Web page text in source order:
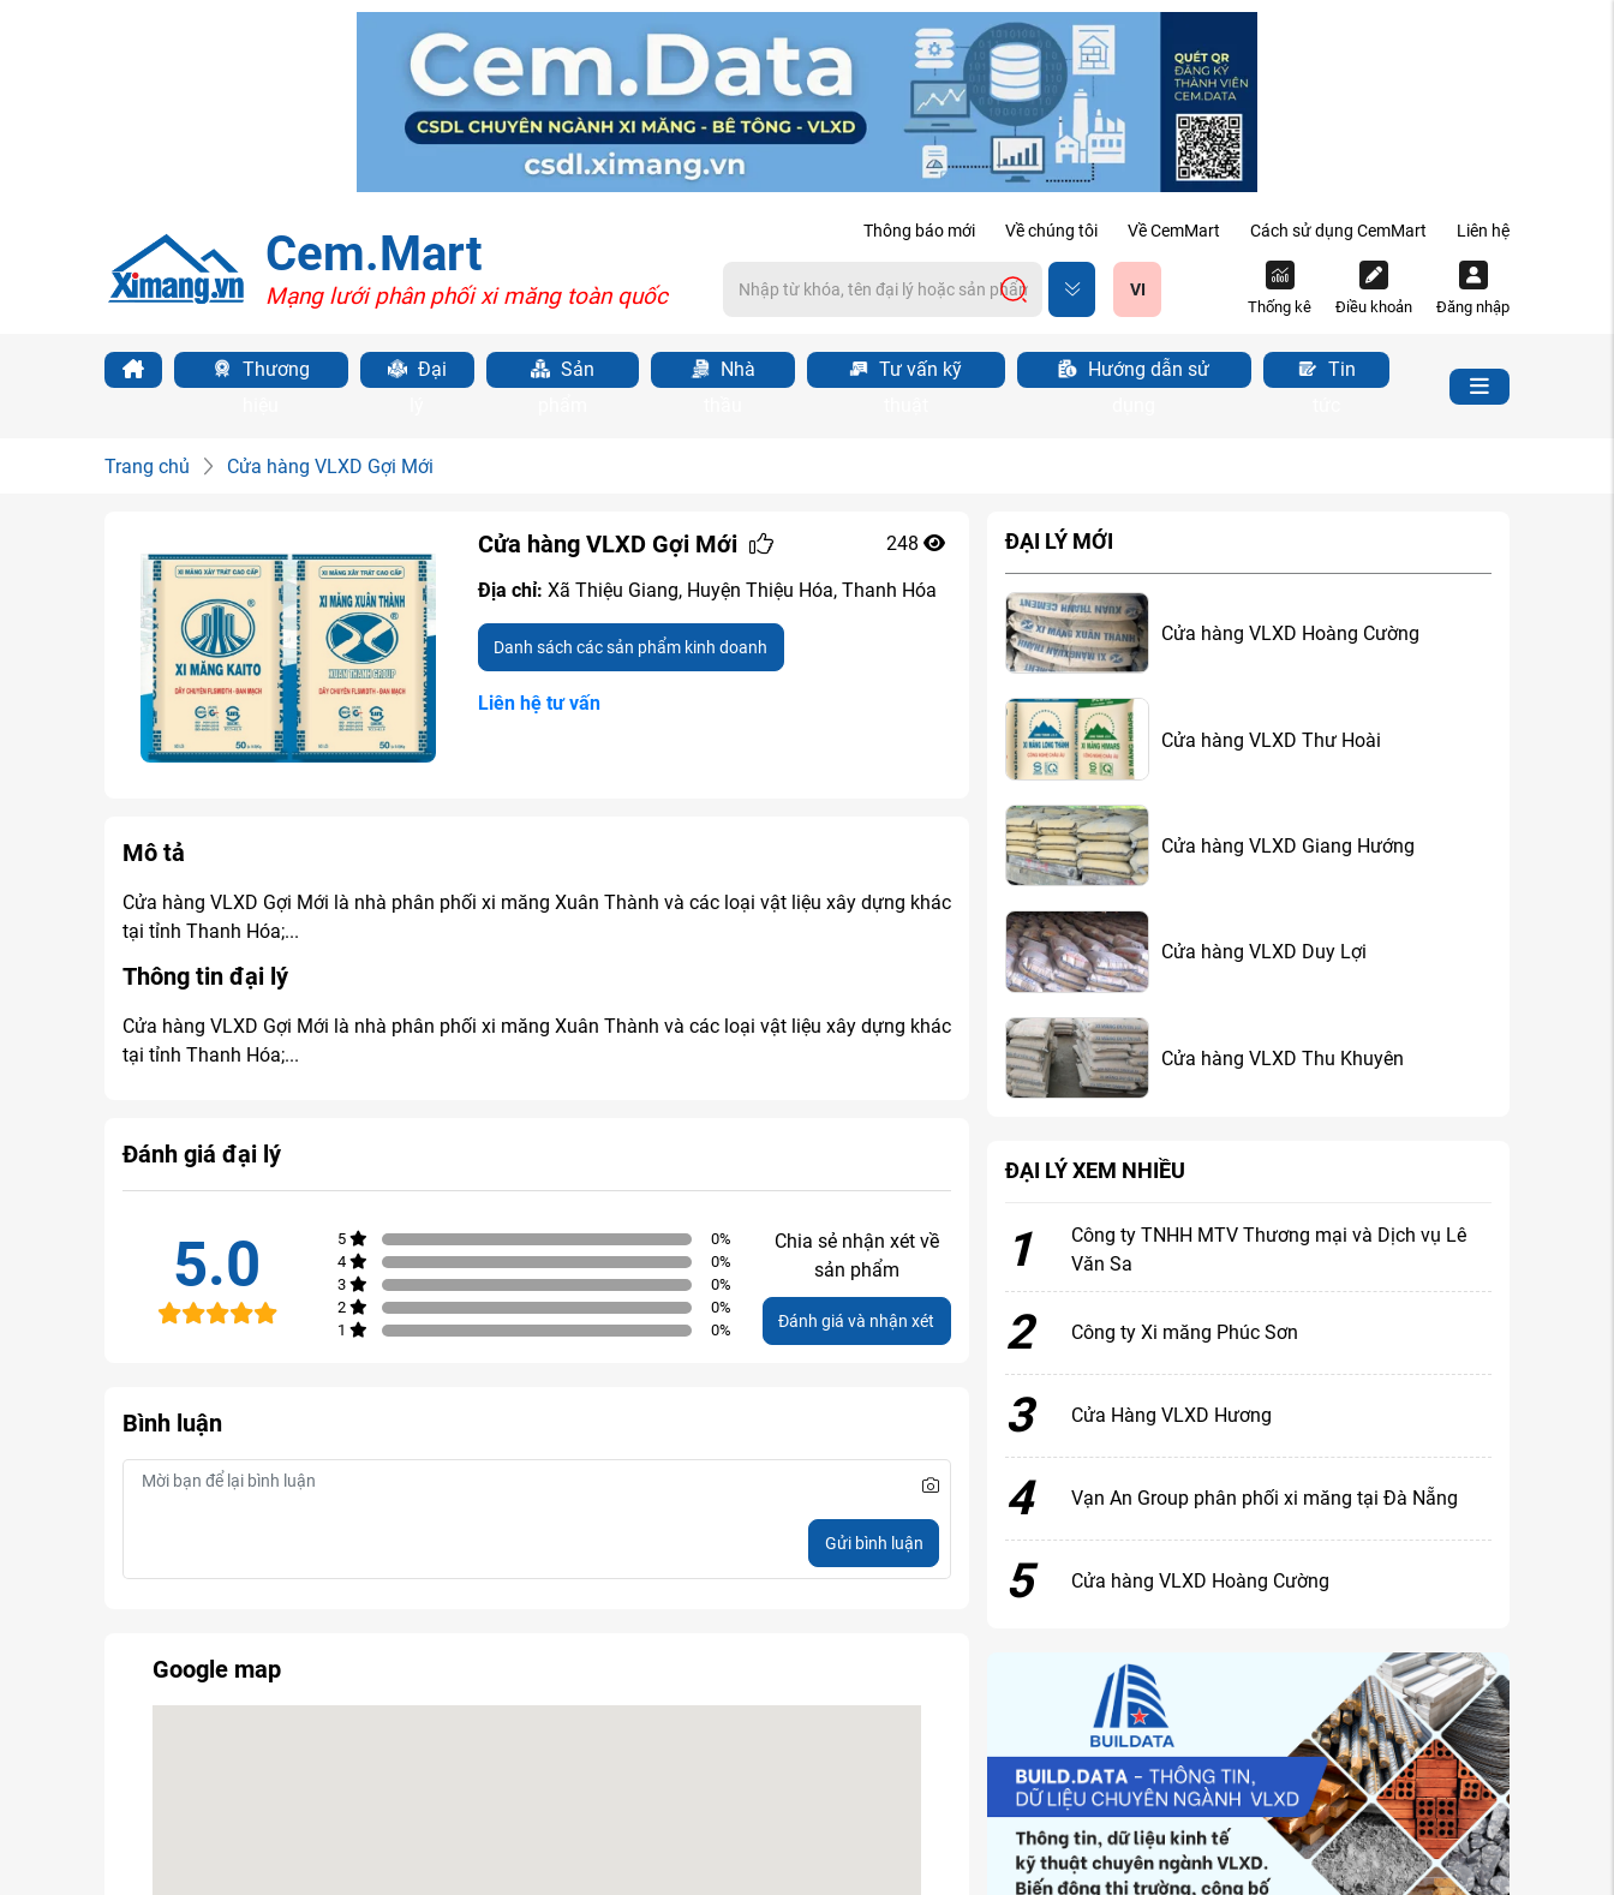
Thông báo mới Về chúng tôi Về CemMart Cách sử dụng CemMart Liên hệ
Cem.Mart
Mạng lưới phân phối xi măng toàn quốc VI
Thống kê Điều khoản Đăng nhập
Thương
Đại
Sản
Nhà
Tư vấn kỹ
Hướng dẫn sử
Tin
Trang chủ Cửa hàng VLXD Gợi Mới
Cửa hàng VLXD Gợi Mới 248
Địa chỉ: Xã Thiệu Giang, Huyện Thiệu Hóa, Thanh Hóa
Danh sách các sản phẩm kinh doanh
Liên hệ tư vấn
Mô tả
Cửa hàng VLXD Gợi Mới là nhà phân phối xi măng Xuân Thành và các loại vật liệu xây dựng khác
tại tỉnh Thanh Hóa;...
Thông tin đại lý
Cửa hàng VLXD Gợi Mới là nhà phân phối xi măng Xuân Thành và các loại vật liệu xây dựng khác
tại tỉnh Thanh Hóa;...
Đánh giá đại lý
5.0 5 0%
4
0%
3
0%
2
0%
1
0%
Chia sẻ nhận xét về
sản phẩm
Đánh giá và nhận xét
Bình luận
Gửi bình luận
Google map
ĐẠI LÝ MỚI
Cửa hàng VLXD Hoàng Cường
Cửa hàng VLXD Thư Hoài
Cửa hàng VLXD Giang Hướng
Cửa hàng VLXD Duy Lợi
Cửa hàng VLXD Thu Khuyên
ĐẠI LÝ XEM NHIỀU
1
Công ty TNHH MTV Thương mại và Dịch vụ Lê
Văn Sa
2 Công ty Xi măng Phúc Sơn
3 Cửa Hàng VLXD Hương
4 Vạn An Group phân phối xi măng tại Đà Nẵng
5 Cửa hàng VLXD Hoàng Cường